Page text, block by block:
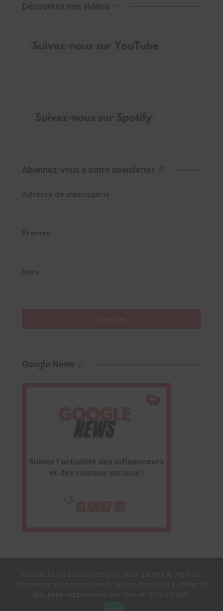
Découvrez nos vidéos
Abonnez-vous à notre newsletter
Adresse de messagerie
Prénom
Nom
Google News
À propos
OK